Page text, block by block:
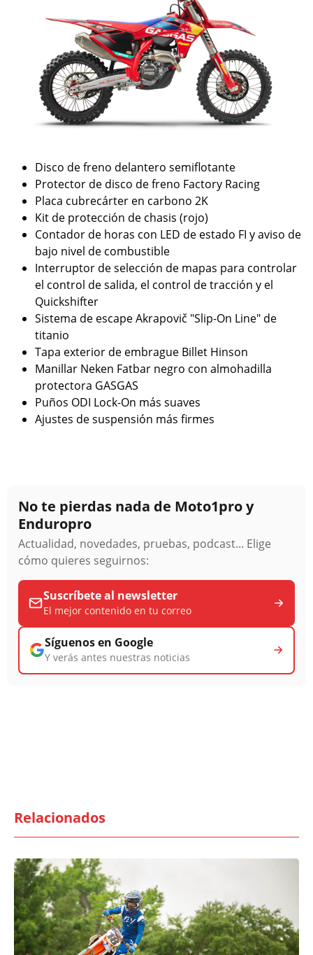
Disco de freno delantero semiflotante
Protector de disco de freno Factory Racing
Placa cubrecárter en carbono 2K
Kit de protección de chasis (rojo)
Contador de horas con LED de estado FI y aviso de
bajo nivel de combustible
Interruptor de selección de mapas para controlar
el control de salida, el control de tracción y el
Quickshifter
Sistema de escape Akrapovič "Slip-On Line" de
titanio
Tapa exterior de embrague Billet Hinson
Manillar Neken Fatbar negro con almohadilla
protectora GASGAS
Puños ODI Lock-On más suaves
Ajustes de suspensión más firmes
No te pierdas nada de Moto1pro y
Enduropro
Actualidad, novedades, pruebas, podcast... Elige
cómo quieres seguirnos:
Suscríbete al newsletter
El mejor contenido en tu correo
Síguenos en Google
Y verás antes nuestras noticias
Relacionados